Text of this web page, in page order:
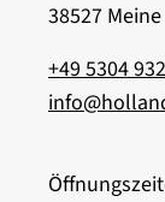
38527 Meine
+49 5304